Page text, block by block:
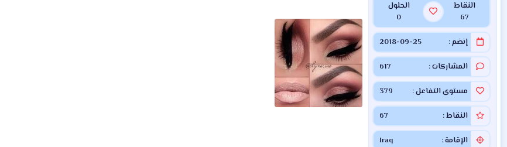
النقاط
67
الحلول
0
إنضم 2018-09-25
المشاركات 617
مستوى التفاعل 379
النقاط 67
الإقامة Iraq